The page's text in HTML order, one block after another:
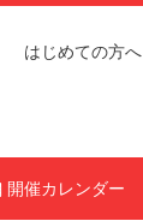
はじめての方へ
開催カレンダー